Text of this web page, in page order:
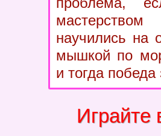
научились на
мышкой по
и тогда
Играйте